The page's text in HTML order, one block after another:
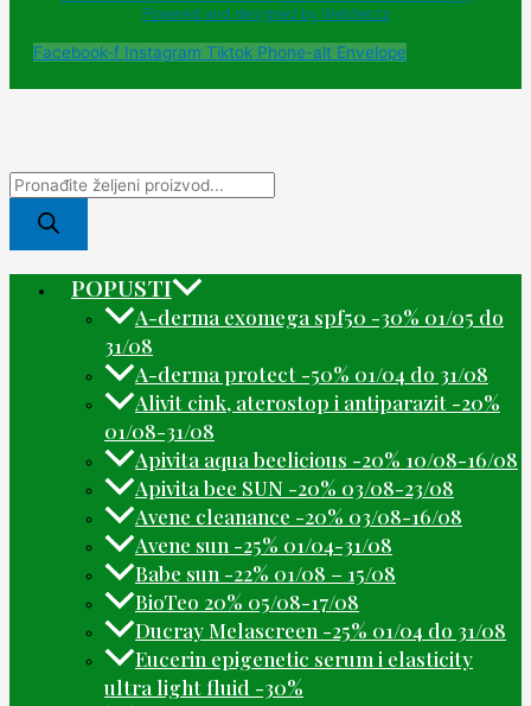
Powered and designed by Webherzz
Facebook-f Instagram Tiktok Phone-alt Envelope
POPUSTI
A-derma exomega spf50 -30% 01/05 do
31/08
A-derma protect -50% 01/04 do 31/08
Alivit cink, aterostop i antiparazit -20%
01/08-31/08
Apivita aqua beelicious -20% 10/08-16/08
Apivita bee SUN -20% 03/08-23/08
Avene cleanance -20% 03/08-16/08
Avene sun -25% 01/04-31/08
Babe sun -22% 01/08 – 15/08
BioTeo 20% 05/08-17/08
Ducray Melascreen -25% 01/04 do 31/08
Eucerin epigenetic serum i elasticity
ultra light fluid -30%